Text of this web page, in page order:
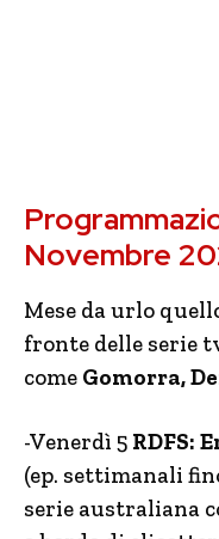
Novembre
Mese da urlo
fronte delle serie
come Gomorra,
-Venerdì 5 RDFS:
(ep. settimanali
serie australiana